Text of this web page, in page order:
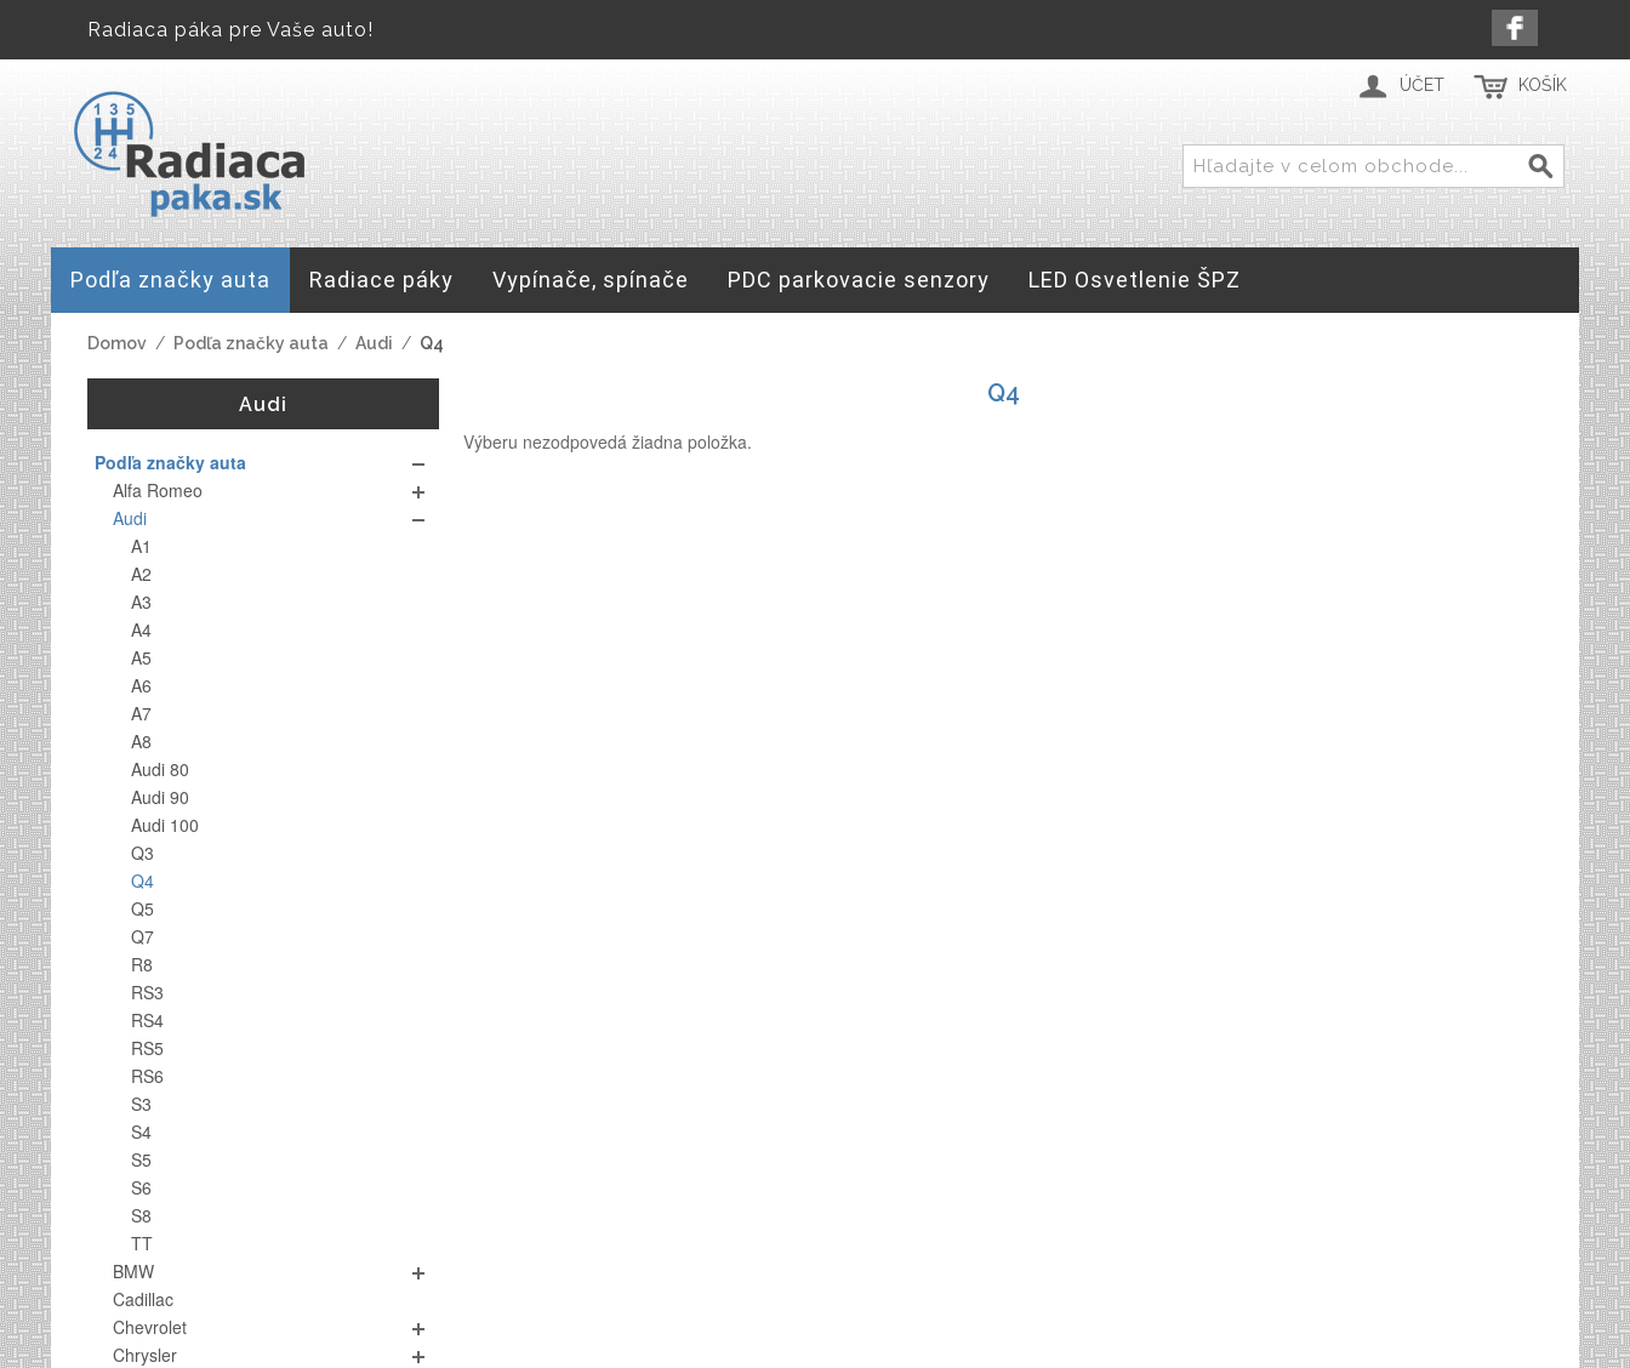
Radiaca páka pre Vaše auto!
ÚČET KOŠÍK
Podľa značky auta Radiace páky Vypínače, spínače PDC parkovacie senzory LED Osvetlenie ŠPZ
Domov / Podľa značky auta / Audi / Q4
Q4
Výberu nezodpovedá žiadna položka.
Audi
Podľa značky auta
Alfa Romeo
Audi
A1
A2
A3
A4
A5
A6
A7
A8
Audi 80
Audi 90
Audi 100
Q3
Q4
Q5
Q7
R8
RS3
RS4
RS5
RS6
S3
S4
S5
S6
S8
TT
BMW
Cadillac
Chevrolet
Chrysler